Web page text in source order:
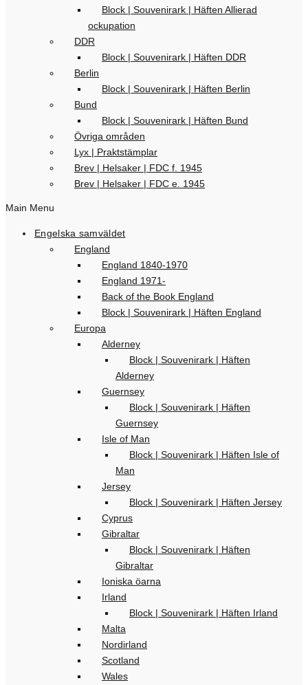
Block | Souvenirark | Häften Allierad
ockupation
DDR
Block | Souvenirark | Häften DDR
Berlin
Block | Souvenirark | Häften Berlin
Bund
Block | Souvenirark | Häften Bund
Övriga områden
Lyx | Praktstämplar
Brev | Helsaker | FDC f. 1945
Brev | Helsaker | FDC e. 1945
Main Menu
Engelska samväldet
England
England 1840-1970
England 1971-
Back of the Book England
Block | Souvenirark | Häften England
Europa
Alderney
Block | Souvenirark | Häften
Alderney
Guernsey
Block | Souvenirark | Häften
Guernsey
Isle of Man
Block | Souvenirark | Häften Isle of
Man
Jersey
Block | Souvenirark | Häften Jersey
Cyprus
Gibraltar
Block | Souvenirark | Häften
Gibraltar
Ioniska öarna
Irland
Block | Souvenirark | Häften Irland
Malta
Nordirland
Scotland
Wales